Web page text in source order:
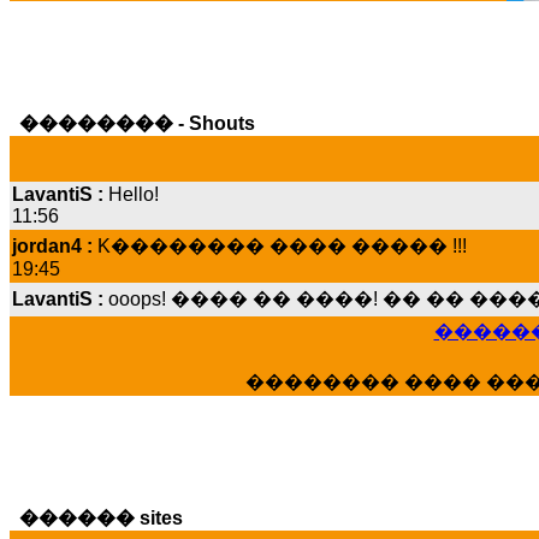
�������� - Shouts
11:56
jordan4 :
19:45
LavantiS :
���� ���; ���� ��� ��� ��������
veronica :E���� 2012 ��� ����� ���
�������� ����
������ sites